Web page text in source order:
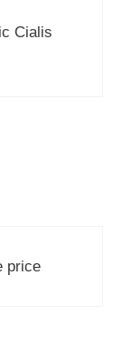
Cialis
price